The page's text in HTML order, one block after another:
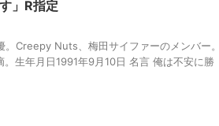
」R指定
Creepy Nuts、梅田サイファーのメンバー。
生年月日1991年9月10日 名言 俺は不安に勝